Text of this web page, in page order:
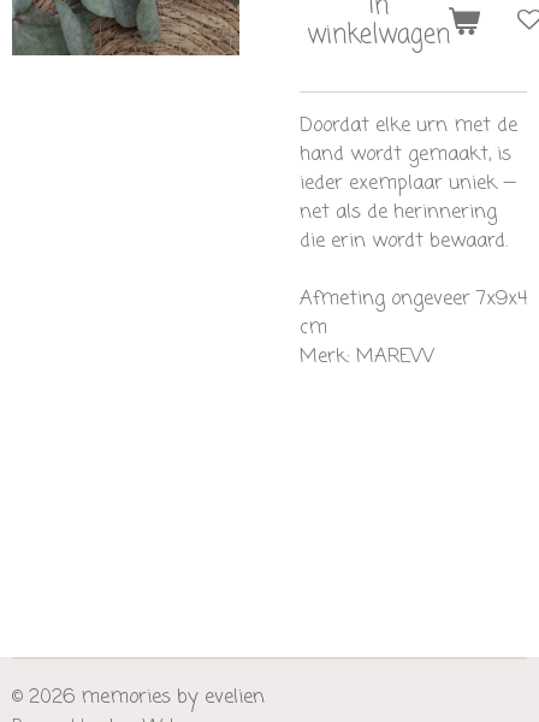
winkelwagen
Doordat elke urn met de
hand wordt gemaakt, is
ieder exemplaar uniek —
net als de herinnering
die erin wordt bewaard.
Afmeting ongeveer 7x9x4
cm
Merk: MAREVV
© 2026 memories by evelien